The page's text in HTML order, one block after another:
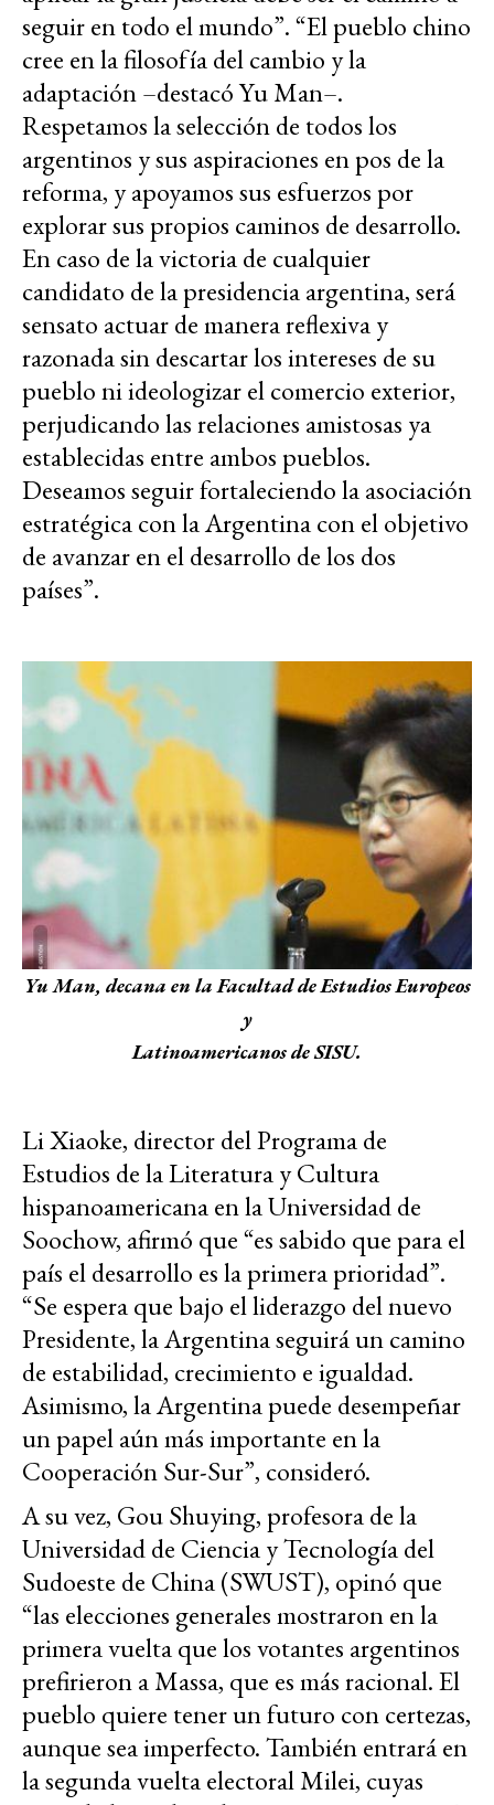
seguir en todo el mundo”. “El pueblo chino
cree en la filosofía del cambio y la
adaptación –destacó Yu Man–.
Respetamos la selección de todos los
argentinos y sus aspiraciones en pos de la
reforma, y apoyamos sus esfuerzos por
explorar sus propios caminos de desarrollo.
En caso de la victoria de cualquier
candidato de la presidencia argentina, será
sensato actuar de manera reflexiva y
razonada sin descartar los intereses de su
pueblo ni ideologizar el comercio exterior,
perjudicando las relaciones amistosas ya
establecidas entre ambos pueblos.
Deseamos seguir fortaleciendo la asociación
estratégica con la Argentina con el objetivo
de avanzar en el desarrollo de los dos
países”.
Yu Man, decana en la Facultad de Estudios Europeos
y
Latinoamericanos de SISU.
Li Xiaoke, director del Programa de
Estudios de la Literatura y Cultura
hispanoamericana en la Universidad de
Soochow, afirmó que “es sabido que para el
país el desarrollo es la primera prioridad”.
“Se espera que bajo el liderazgo del nuevo
Presidente, la Argentina seguirá un camino
de estabilidad, crecimiento e igualdad.
Asimismo, la Argentina puede desempeñar
un papel aún más importante en la
Cooperación Sur-Sur”, consideró.
A su vez, Gou Shuying, profesora de la
Universidad de Ciencia y Tecnología del
Sudoeste de China (SWUST), opinó que
“las elecciones generales mostraron en la
primera vuelta que los votantes argentinos
prefirieron a Massa, que es más racional. El
pueblo quiere tener un futuro con certezas,
aunque sea imperfecto. También entrará en
la segunda vuelta electoral Milei, cuyas